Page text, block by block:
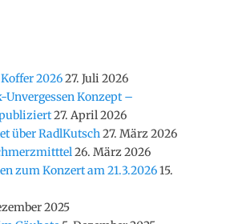
202627. Juli 2026
Unvergessen Konzept –
27. April 2026
über RadlKutsch 27. März 2026
26. März 2026
zum Konzert am 21.3.202615.
2025